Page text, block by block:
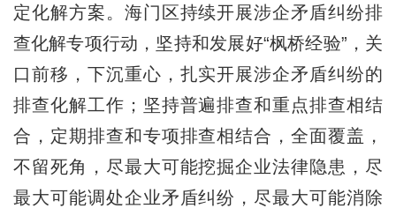
定化解方案。海门区持续开展涉企矛盾纠纷排
查化解专项行动，坚持和发展好“枫桥经验”，关
口前移，下沉重心，扎实开展涉企矛盾纠纷的
排查化解工作；坚持普遍排查和重点排查相结
合，定期排查和专项排查相结合，全面覆盖，
不留死角，尽最大可能挖掘企业法律隐患，尽
最大可能调处企业矛盾纠纷，尽最大可能消除